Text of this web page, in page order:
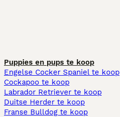
Puppies en pups te koop
Engelse Cocker Spaniel te koop
Cockapoo te koop
Labrador Retriever te koop
Duitse Herder te koop
Franse Bulldog te koop